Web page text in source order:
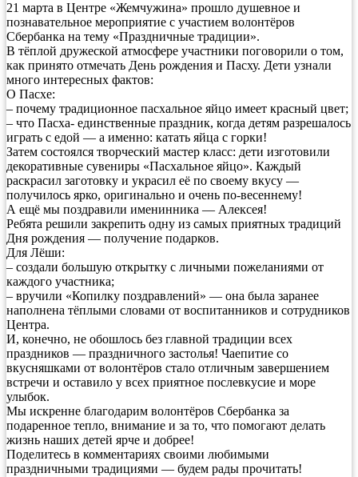
21 марта в Центре «Жемчужина» прошло душевное и
познавательное мероприятие с участием волонтёров
Сбербанка на тему «Праздничные традиции».
В тёплой дружеской атмосфере участники поговорили о том,
как принято отмечать День рождения и Пасху. Дети узнали
много интересных фактов:
О Пасхе:
– почему традиционное пасхальное яйцо имеет красный цвет;
– что Пасха- единственные праздник, когда детям разрешалось
играть с едой — а именно: катать яйца с горки!
Затем состоялся творческий мастер класс: дети изготовили
декоративные сувениры «Пасхальное яйцо». Каждый
раскрасил заготовку и украсил её по своему вкусу —
получилось ярко, оригинально и очень по-весеннему!
А ещё мы поздравили именинника — Алексея!
Ребята решили закрепить одну из самых приятных традиций
Дня рождения — получение подарков.
Для Лёши:
– создали большую открытку с личными пожеланиями от
каждого участника;
– вручили «Копилку поздравлений» — она была заранее
наполнена тёплыми словами от воспитанников и сотрудников
Центра.
И, конечно, не обошлось без главной традиции всех
праздников — праздничного застолья! Чаепитие со
вкусняшками от волонтёров стало отличным завершением
встречи и оставило у всех приятное послевкусие и море
улыбок.
Мы искренне благодарим волонтёров Сбербанка за
подаренное тепло, внимание и за то, что помогают делать
жизнь наших детей ярче и добрее!
Поделитесь в комментариях своими любимыми
праздничными традициями — будем рады прочитать!